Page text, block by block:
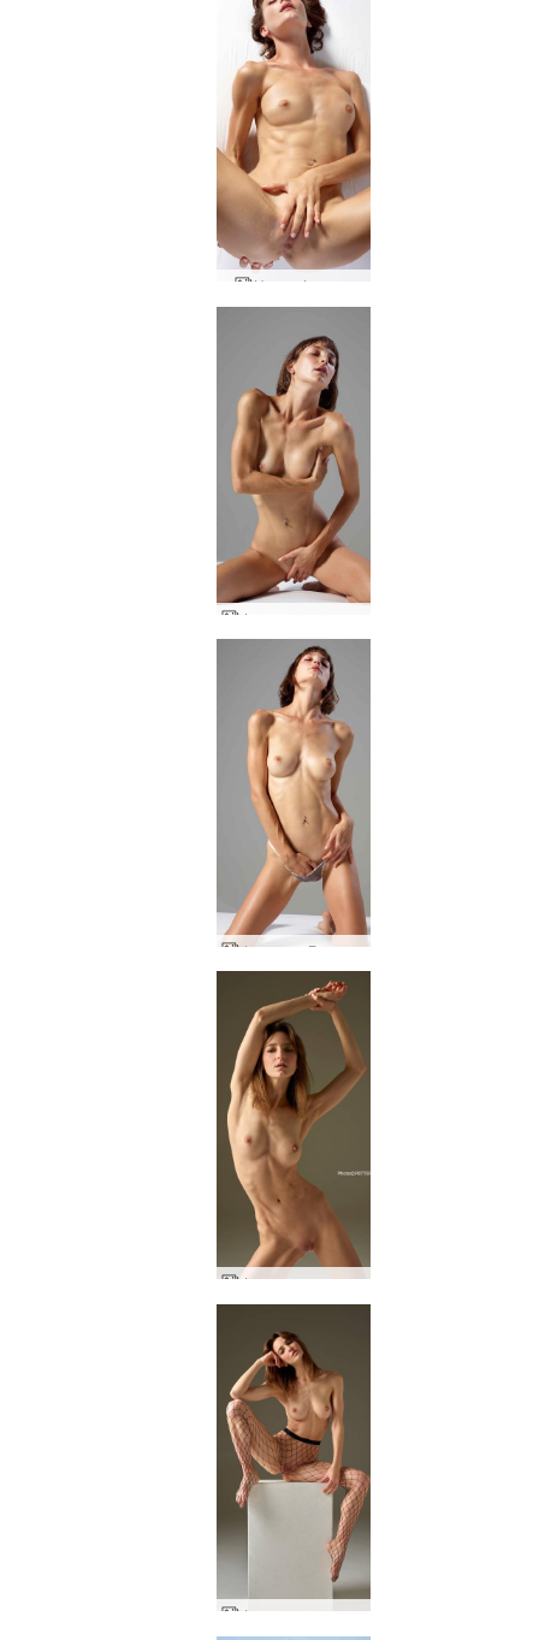
Цвете Флорас
Флора от Буенос Айрес
Флора годни и забавни
Флора тонизирана изкусителка